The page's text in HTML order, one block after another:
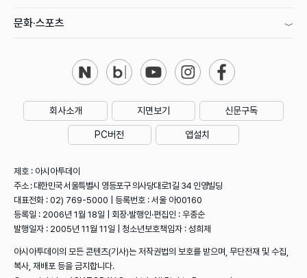
문화·스포츠
회사소개 지면보기 신문구독
PC버전 앱설치
제호 : 아시아투데이
주소 : 대한민국 서울특별시 영등포구 의사당대로1길 34 인영빌딩
대표전화 : 02) 769-5000 | 등록번호 : 서울 아00160
등록일 : 2006년 1월 18일 | 회장·발행인·편집인 : 우종순
발행일자 : 2005년 11월 11일 | 청소년보호책임자 : 성희제
아시아투데이의 모든 콘텐츠(기사)는 저작권법의 보호를 받으며, 무단전재 및 수집,
복사, 재배포 등을 금지합니다.